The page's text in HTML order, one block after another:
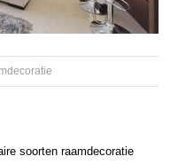
soorten raamdecoratie